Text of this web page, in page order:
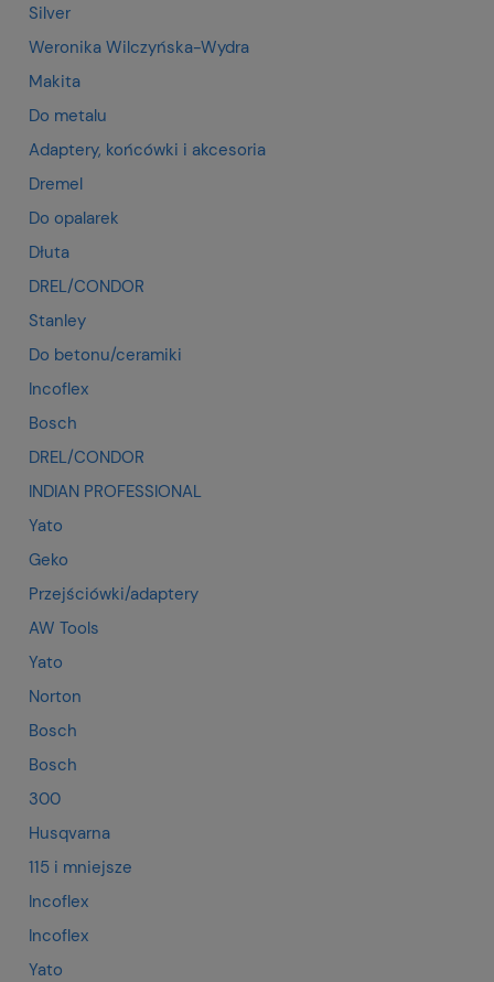
Silver
Weronika Wilczyńska-Wydra
Makita
Do metalu
Adaptery, końcówki i akcesoria
Dremel
Do opalarek
Dłuta
DREL/CONDOR
Stanley
Do betonu/ceramiki
Incoflex
Bosch
DREL/CONDOR
INDIAN PROFESSIONAL
Yato
Geko
Przejściówki/adaptery
AW Tools
Yato
Norton
Bosch
Bosch
300
Husqvarna
115 i mniejsze
Incoflex
Incoflex
Yato